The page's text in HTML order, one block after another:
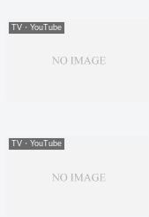
TV・YouTube
TV・YouTube